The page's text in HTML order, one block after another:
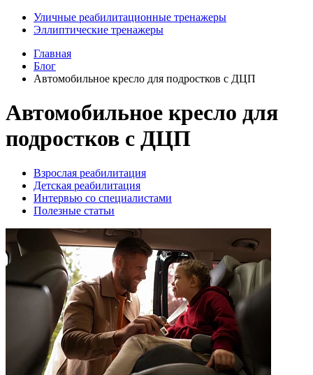
Уличные реабилитационные тренажеры
Эллиптические тренажеры
Главная
Блог
Автомобильное кресло для подростков с ДЦП
Автомобильное кресло для
подростков с ДЦП
Взрослая реабилитация
Детская реабилитация
Интервью со специалистами
Полезные статьи